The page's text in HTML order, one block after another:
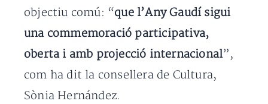
objectiu comú: “que l’Any Gaudí sigui
una commemoració participativa,
oberta i amb projecció internacional”,
com ha dit la consellera de Cultura,
Sònia Hernández.